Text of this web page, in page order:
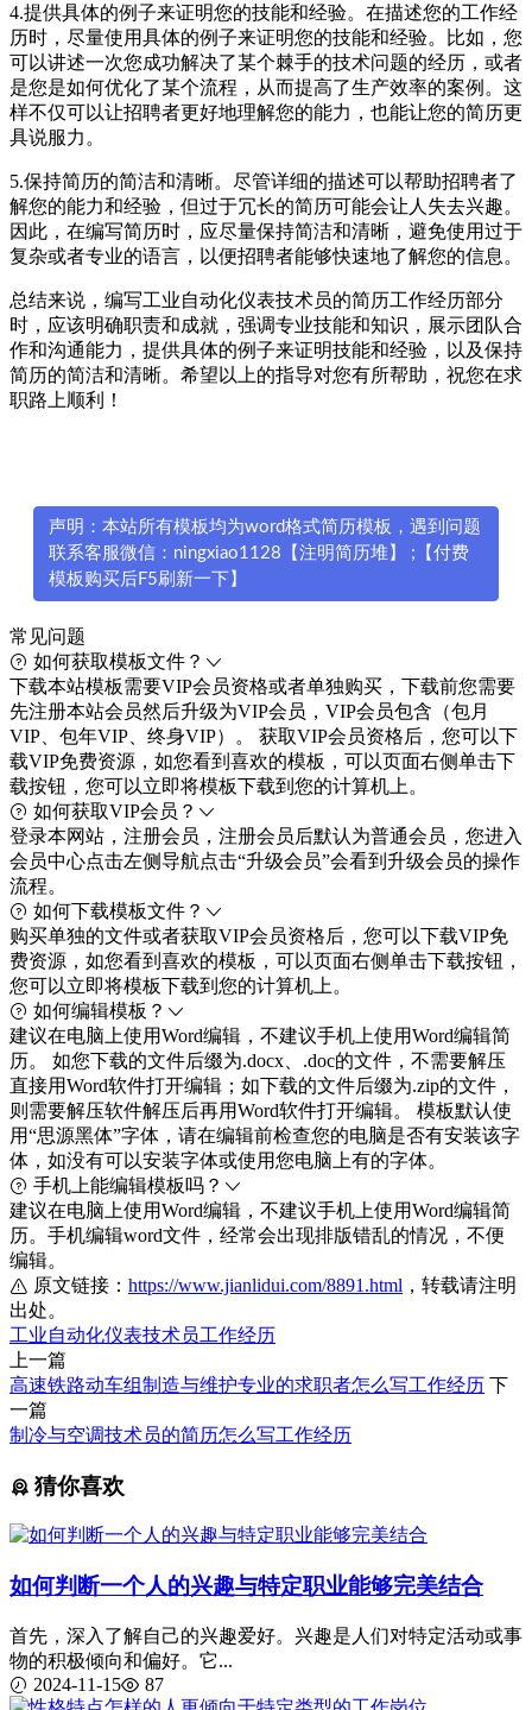
4.提供具体的例子来证明您的技能和经验。在描述您的工作经
历时，尽量使用具体的例子来证明您的技能和经验。比如，您
可以讲述一次您成功解决了某个棘手的技术问题的经历，或者
是您是如何优化了某个流程，从而提高了生产效率的案例。这
样不仅可以让招聘者更好地理解您的能力，也能让您的简历更
具说服力。
5.保持简历的简洁和清晰。尽管详细的描述可以帮助招聘者了
解您的能力和经验，但过于冗长的简历可能会让人失去兴趣。
因此，在编写简历时，应尽量保持简洁和清晰，避免使用过于
复杂或者专业的语言，以便招聘者能够快速地了解您的信息。
总结来说，编写工业自动化仪表技术员的简历工作经历部分
时，应该明确职责和成就，强调专业技能和知识，展示团队合
作和沟通能力，提供具体的例子来证明技能和经验，以及保持
简历的简洁和清晰。希望以上的指导对您有所帮助，祝您在求
职路上顺利！
声明：本站所有模板均为word格式简历模板，遇到问题
联系客服微信：ningxiao1128【注明简历堆】 ;【付费
模板购买后F5刷新一下】
常见问题
如何获取模板文件？
下载本站模板需要VIP会员资格或者单独购买，下载前您需要
先注册本站会员然后升级为VIP会员，VIP会员包含（包月
VIP、包年VIP、终身VIP）。 获取VIP会员资格后，您可以下
载VIP免费资源，如您看到喜欢的模板，可以页面右侧单击下
载按钮，您可以立即将模板下载到您的计算机上。
如何获取VIP会员？
登录本网站，注册会员，注册会员后默认为普通会员，您进入
会员中心点击左侧导航点击“升级会员”会看到升级会员的操作
流程。
如何下载模板文件？
购买单独的文件或者获取VIP会员资格后，您可以下载VIP免
费资源，如您看到喜欢的模板，可以页面右侧单击下载按钮，
您可以立即将模板下载到您的计算机上。
如何编辑模板？
建议在电脑上使用Word编辑，不建议手机上使用Word编辑简
历。 如您下载的文件后缀为.docx、.doc的文件，不需要解压
直接用Word软件打开编辑；如下载的文件后缀为.zip的文件，
则需要解压软件解压后再用Word软件打开编辑。 模板默认使
用“思源黑体”字体，请在编辑前检查您的电脑是否有安装该字
体，如没有可以安装字体或使用您电脑上有的字体。
手机上能编辑模板吗？
建议在电脑上使用Word编辑，不建议手机上使用Word编辑简
历。手机编辑word文件，经常会出现排版错乱的情况，不便
编辑。
原文链接： https://www.jianlidui.com/8891.html ，转载请注明
出处。
工业自动化仪表技术员工作经历
上一篇
高速铁路动车组制造与维护专业的求职者怎么写工作经历 下
一篇
​制冷与空调技术员的简历怎么写工作经历
猜你喜欢
如何判断一个人的兴趣与特定职业能够完美结合
首先，深入了解自己的兴趣爱好。兴趣是人们对特定活动或事
物的积极倾向和偏好。它...
2024-11-15
87